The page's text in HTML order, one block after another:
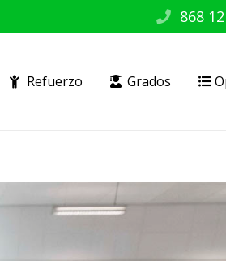
868
Refuerzo Grados